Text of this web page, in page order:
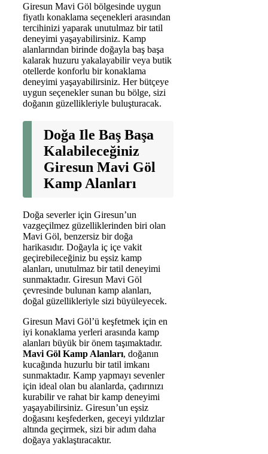
Giresun Mavi Göl bölgesinde uygun
fiyatlı konaklama seçenekleri arasından
tercihinizi yaparak unutulmaz bir tatil
deneyimi yaşayabilirsiniz. Kamp
alanlarından birinde doğayla baş başa
kalarak huzuru yakalayabilir veya butik
otellerde konforlu bir konaklama
deneyimi yaşayabilirsiniz. Her bütçeye
uygun seçenekler sunan bu bölge, sizi
doğanın güzellikleriyle buluşturacak.
Doğa Ile Baş Başa
Kalabileceğiniz
Giresun Mavi Göl
Kamp Alanları
Doğa severler için Giresun’un
vazgeçilmez güzelliklerinden biri olan
Mavi Göl, benzersiz bir doğa
harikasıdır. Doğayla iç içe vakit
geçirebileceğiniz bu eşsiz kamp
alanları, unutulmaz bir tatil deneyimi
sunmaktadır. Giresun Mavi Göl
çevresinde bulunan kamp alanları,
doğal güzellikleriyle sizi büyüleyecek.
Giresun Mavi Göl’ü keşfetmek için en
iyi konaklama yerleri arasında kamp
alanları büyük bir önem taşımaktadır.
Mavi Göl Kamp Alanları, doğanın
kucağında huzurlu bir tatil imkanı
sunmaktadır. Kamp yapmayı sevenler
için ideal olan bu alanlarda, çadırınızı
kurabilir ve rahat bir kamp deneyimi
yaşayabilirsiniz. Giresun’un eşsiz
doğasını keşfederken, geceyi yıldızlar
altında geçirmek, sizi bir adım daha
doğaya yaklaştıracaktır.